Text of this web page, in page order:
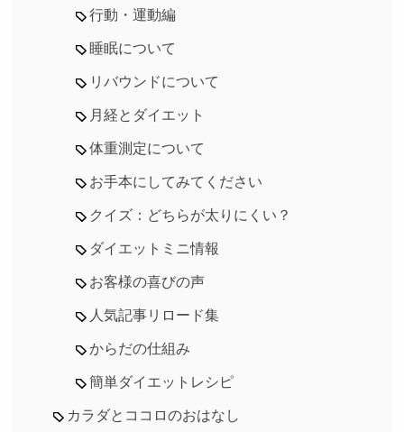
行動・運動編
睡眠について
リバウンドについて
月経とダイエット
体重測定について
お手本にしてみてください
クイズ：どちらが太りにくい？
ダイエットミニ情報
お客様の喜びの声
人気記事リロード集
からだの仕組み
簡単ダイエットレシピ
カラダとココロのおはなし